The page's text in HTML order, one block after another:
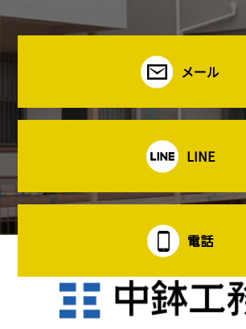
メール
LINE
電話